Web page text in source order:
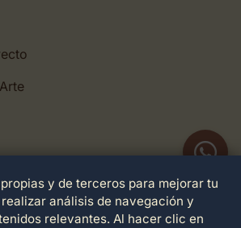
y de terceros para mejorar tu
análisis de navegación y
relevantes. Al hacer clic en